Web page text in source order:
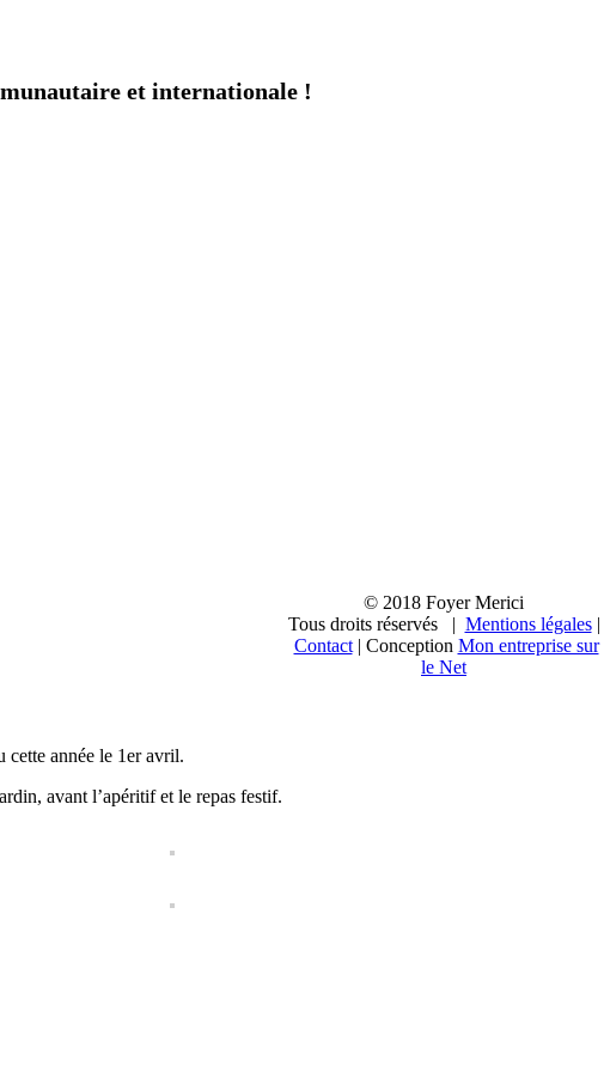
et internationale !
cette année le 1er avril.
avant l’apéritif et le repas festif.
© 2018 Foyer Merici
Tous droits réservés | Mentions légales|
Contact| Conception Mon entreprise sur
le Net